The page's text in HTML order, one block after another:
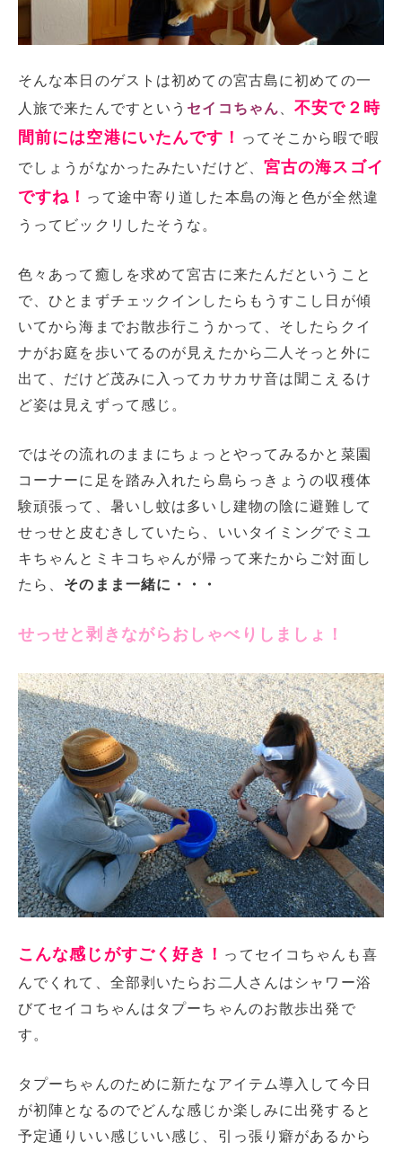
そんな本日のゲストは初めての宮古島に初めての一
人旅で来たんですという セイコちゃん 、不安で２時
間前には空港にいたんです！
ってそこから暇で暇
でしょうがなかったみたいだけど、 宮古の海スゴイ
ですね！ って途中寄り道した本島の海と色が全然違
うってビックリしたそうな。
色々あって癒しを求めて宮古に来たんだということ
で、ひとまずチェックインしたらもうすこし日が傾
いてから海までお散歩行こうかって、そしたらクイ
ナがお庭を歩いてるのが見えたから二人そっと外に
出て、だけど茂みに入ってカサカサ音は聞こえるけ
ど姿は見えずって感じ。
ではその流れのままにちょっとやってみるかと菜園
コーナーに足を踏み入れたら島らっきょうの収穫体
験頑張って、暑いし蚊は多いし建物の陰に避難して
せっせと皮むきしていたら、いいタイミングでミユ
キちゃんとミキコちゃんが帰って来たからご対面し
たら、 そのまま一緒に・・・
せっせと剥きながらおしゃべりしましょ！
こんな感じがすごく好き！ ってセイコちゃんも喜
んでくれて、全部剥いたらお二人さんはシャワー浴
びてセイコちゃんはタプーちゃんのお散歩出発で
す。
タプーちゃんのために新たなアイテム導入して今日
が初陣となるのでどんな感じか楽しみに出発すると
予定通りいい感じいい感じ、引っ張り癖があるから